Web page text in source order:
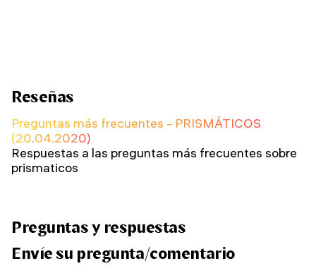
Reseñas
Preguntas más frecuentes - PRISMÁTICOS
(20.04.2020)
Respuestas a las preguntas más frecuentes sobre
prismaticos
Preguntas y respuestas
Envíe su pregunta/comentario